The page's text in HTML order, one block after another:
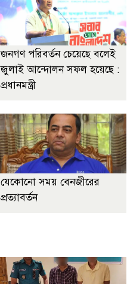
জনগণ পরিবর্তন চেয়েছে বলেই
জুলাই আন্দোলন সফল হয়েছে :
প্রধানমন্ত্রী
যেকোনো সময় বেনজীরের
প্রত্যাবর্তন